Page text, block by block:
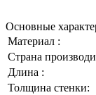
Основные
Материал :
Страна
Длина :
Толщина стенки: